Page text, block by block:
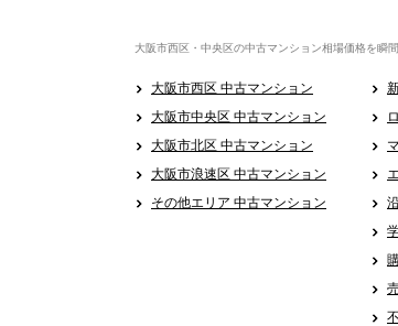
大阪市西区・中央区の中古マンション相場価格を瞬
大阪市西区 中古マンション
大阪市中央区 中古マンション
大阪市北区 中古マンション
大阪市浪速区 中古マンション
その他エリア 中古マンション